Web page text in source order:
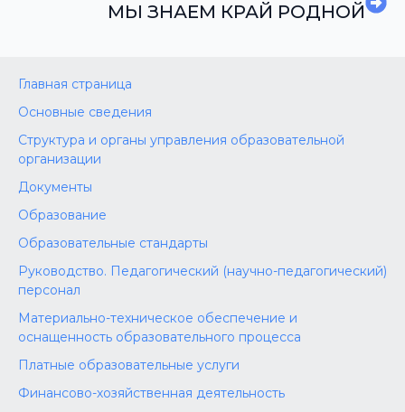
МЫ ЗНАЕМ КРАЙ РОДНОЙ
Главная страница
Основные сведения
Структура и органы управления образовательной
организации
Документы
Образование
Образовательные стандарты
Руководство. Педагогический (научно-педагогический)
персонал
Материально-техническое обеспечение и
оснащенность образовательного процесса
Платные образовательные услуги
Финансово-хозяйственная деятельность